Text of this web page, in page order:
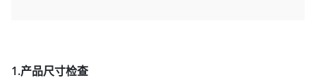
1.产品尺寸检查